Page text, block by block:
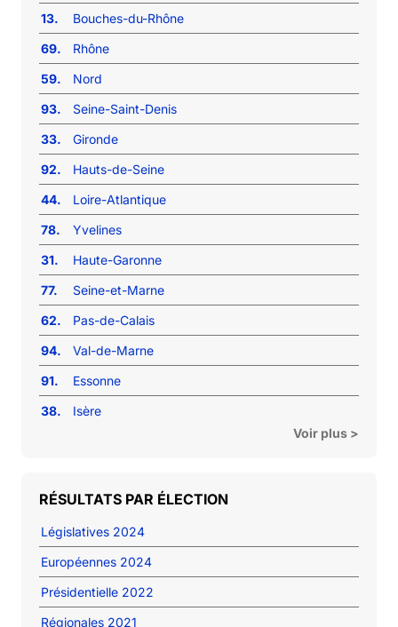
13.
Bouches-du-Rhône
69.
Rhône
59.
Nord
93.
Seine-Saint-Denis
33.
Gironde
92.
Hauts-de-Seine
44.
Loire-Atlantique
78.
Yvelines
31.
Haute-Garonne
77.
Seine-et-Marne
62.
Pas-de-Calais
94.
Val-de-Marne
91.
Essonne
38.
Isère
Voir plus >
RÉSULTATS PAR ÉLECTION
Législatives 2024
Européennes 2024
Présidentielle 2022
Régionales 2021